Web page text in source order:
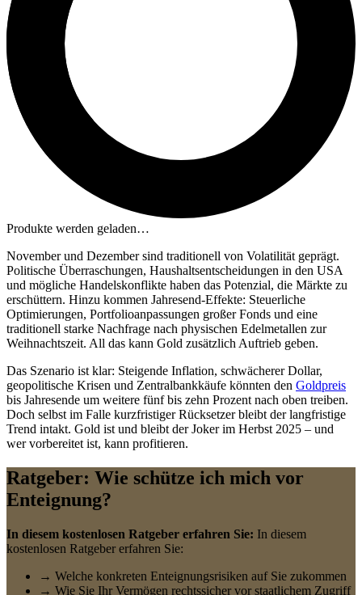
Produkte werden geladen…
November und Dezember sind traditionell von Volatilität geprägt.
Politische Überraschungen, Haushaltsentscheidungen in den USA
und mögliche Handelskonflikte haben das Potenzial, die Märkte zu
erschüttern. Hinzu kommen Jahresend-Effekte: Steuerliche
Optimierungen, Portfolioanpassungen großer Fonds und eine
traditionell starke Nachfrage nach physischen Edelmetallen zur
Weihnachtszeit. All das kann Gold zusätzlich Auftrieb geben.
Das Szenario ist klar: Steigende Inflation, schwächerer Dollar,
geopolitische Krisen und Zentralbankkäufe könnten den Goldpreis
bis Jahresende um weitere fünf bis zehn Prozent nach oben treiben.
Doch selbst im Falle kurzfristiger Rücksetzer bleibt der langfristige
Trend intakt. Gold ist und bleibt der Joker im Herbst 2025 – und
wer vorbereitet ist, kann profitieren.
Ratgeber: Wie schütze ich mich vor
Enteignung?
In diesem kostenlosen Ratgeber erfahren Sie: In diesem
kostenlosen Ratgeber erfahren Sie:
→ Welche konkreten Enteignungsrisiken auf Sie zukommen
→ Wie Sie Ihr Vermögen rechtssicher vor staatlichem Zugriff